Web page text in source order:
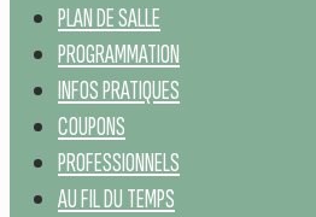
PLAN DE SALLE
PROGRAMMATION
INFOS PRATIQUES
COUPONS
PROFESSIONNELS
AU FIL DU TEMPS